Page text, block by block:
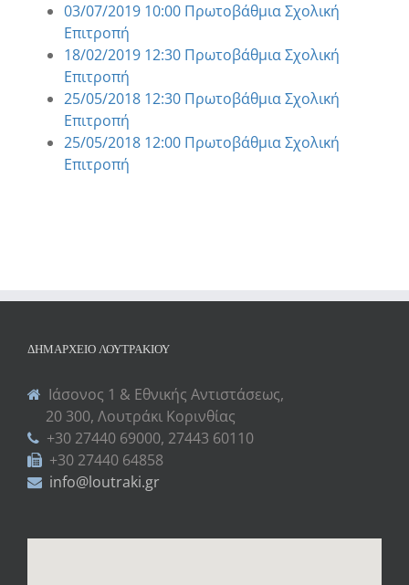
03/07/2019 10:00 Πρωτοβάθμια Σχολική
Επιτροπή
18/02/2019 12:30 Πρωτοβάθμια Σχολική
Επιτροπή
25/05/2018 12:30 Πρωτοβάθμια Σχολική
Επιτροπή
25/05/2018 12:00 Πρωτοβάθμια Σχολική
Επιτροπή
ΔΗΜΑΡΧΕΊΟ ΛΟΥΤΡΑΚΊΟΥ
Ιάσονος 1 & Εθνικής Αντιστάσεως,
20 300, Λουτράκι Κορινθίας
+30 27440 69000, 27443 60110
+30 27440 64858
info@loutraki.gr